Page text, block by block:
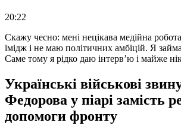
20:22
Скажу чесно: мені нецікава медійна
імідж і не маю політичних амбіцій. Я
Саме тому я рідко даю інтерв’ю і майже
Українські військові
Федорова у піарі замість
допомоги фронту